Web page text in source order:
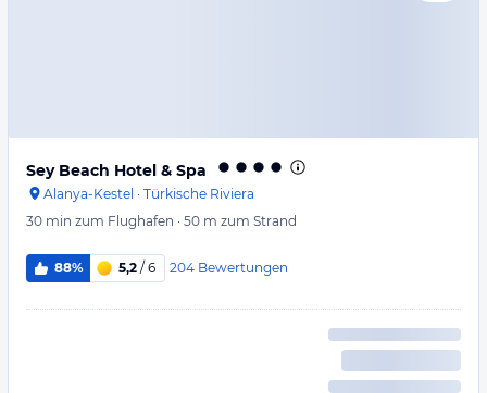
Sey Beach Hotel & Spa
Alanya-Kestel · Türkische Riviera
30 min zum Flughafen · 50 m zum Strand
88% 5,2 / 6 204 Bewertungen